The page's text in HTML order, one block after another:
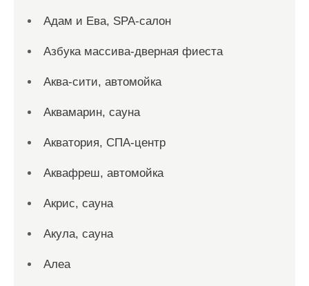
Адам и Ева, SPA-салон
Азбука массива-дверная фиеста
Аква-сити, автомойка
Аквамарин, сауна
Акватория, СПА-центр
Аквафреш, автомойка
Акрис, сауна
Акула, сауна
Алеа